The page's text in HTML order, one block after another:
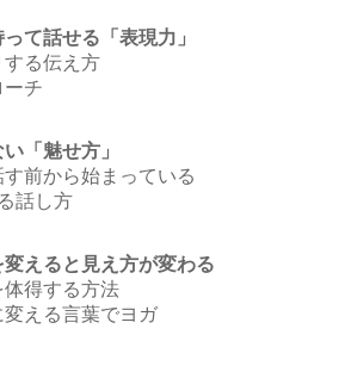
て話せる「表現力」
る伝え方
ーチ
「魅せ方」
前から始まっている
話し方
えると見え方が変わる
得する方法
える言葉でヨガ